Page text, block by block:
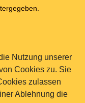
Nutzung unserer
Cookies zu. Sie
zulassen
Ablehnung die